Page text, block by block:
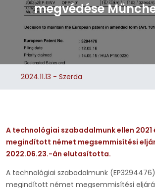
megvédése
2024.11.13 - Szerda
A technológiai szabadalmunk ellen 2021
megindított német megsemmisítési
2022.06.23.-án elutasította.
A technológiai szabadalmunk
megindított német megsemmisítési